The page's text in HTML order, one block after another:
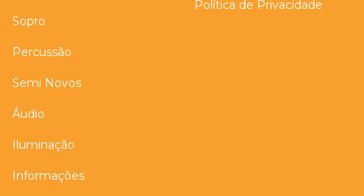
Sopro
Percussão
Semi Novos
Áudio
Iluminação
Informações
Política de Privacidade